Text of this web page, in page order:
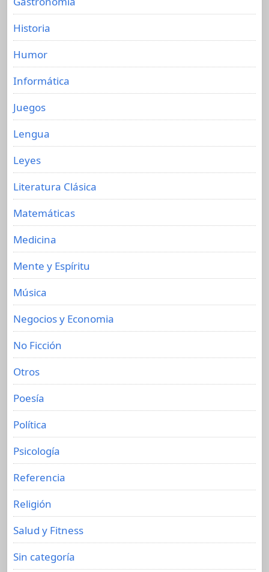
Historia
Humor
Informática
Juegos
Lengua
Leyes
Literatura Clásica
Matemáticas
Medicina
Mente y Espíritu
Música
Negocios y Economia
No Ficción
Otros
Poesía
Política
Psicología
Referencia
Religión
Salud y Fitness
Sin categoría